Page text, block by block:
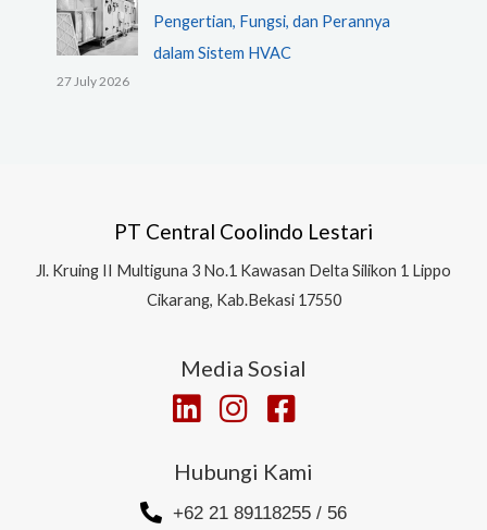
Pengertian, Fungsi, dan Perannya
dalam Sistem HVAC
27 July 2026
PT Central Coolindo Lestari
Jl. Kruing II Multiguna 3 No.1 Kawasan Delta Silikon 1 Lippo
Cikarang, Kab.Bekasi 17550
Media Sosial
Hubungi Kami
+62 21 89118255 / 56